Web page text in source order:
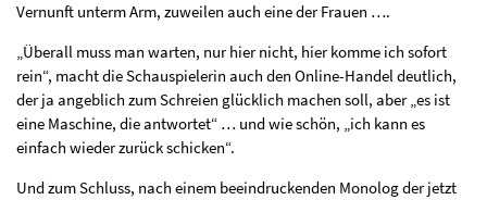
Vernunft unterm Arm, zuweilen auch eine der Frauen ….
„Überall muss man warten, nur hier nicht, hier komme ich sofort
rein“, macht die Schauspielerin auch den Online-Handel deutlich,
der ja angeblich zum Schreien glücklich machen soll, aber „es ist
eine Maschine, die antwortet“ … und wie schön, „ich kann es
einfach wieder zurück schicken“.
Und zum Schluss, nach einem beeindruckenden Monolog der jetzt